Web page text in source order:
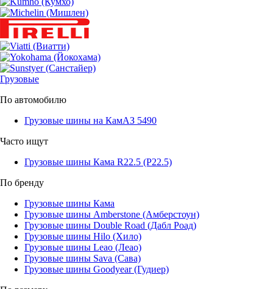
Грузовые
По автомобилю
Грузовые шины на КамАЗ 5490
Часто ищут
Грузовые шины Кама R22.5 (Р22.5)
По бренду
Грузовые шины Кама
Грузовые шины Amberstone (Амберстоун)
Грузовые шины Double Road (Дабл Роад)
Грузовые шины Hilo (Хило)
Грузовые шины Leao (Леао)
Грузовые шины Sava (Сава)
Грузовые шины Goodyear (Гудиер)